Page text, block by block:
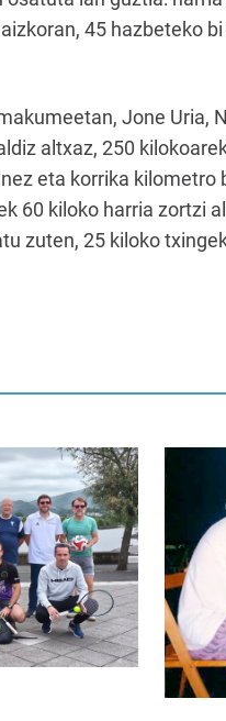
45 hazbeteko
Jone Uria,
altxaz, 250
eta korrika kilometro
60 kiloko harria zortzi
zuten, 25 kiloko